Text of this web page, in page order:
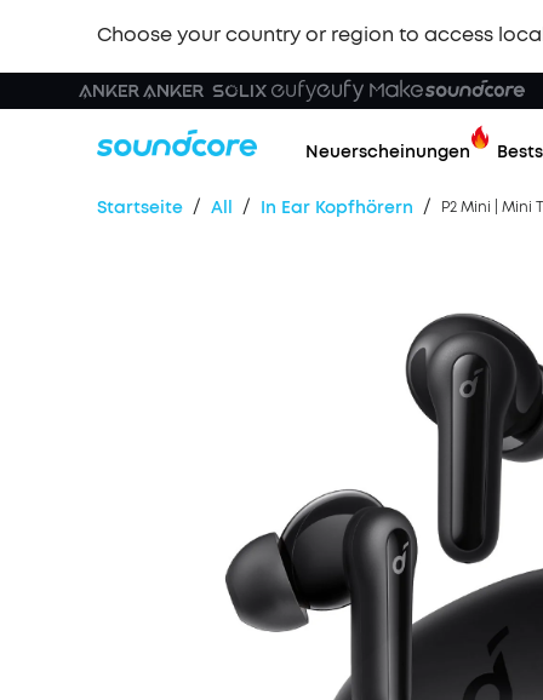
Choose your country or region to access
Neuerscheinungen
Startseite / All / In Ear Kopfhörern / P2 Mini | Mini